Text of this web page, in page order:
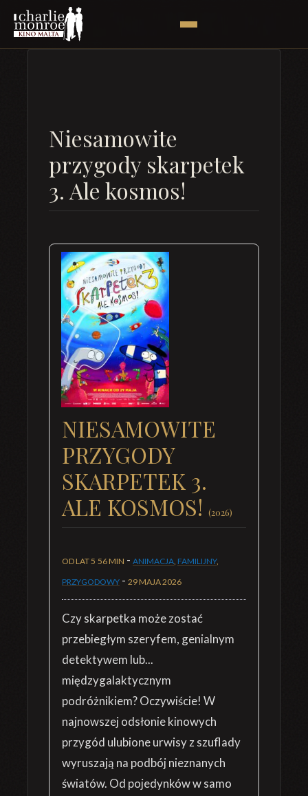
Niesamowite
przygody skarpetek
3. Ale kosmos!
NIESAMOWITE
PRZYGODY
SKARPETEK 3.
ALE KOSMOS! (2026)
OD LAT 5 56 MIN - ANIMACJA, FAMILIJNY,
PRZYGODOWY - 29 MAJA 2026
Czy skarpetka może zostać
przebiegłym szeryfem, genialnym
detektywem lub...
międzygalaktycznym
podróżnikiem? Oczywiście! W
najnowszej odsłonie kinowych
przygód ulubione urwisy z szuflady
wyruszają na podbój nieznanych
światów. Od pojedynków w samo